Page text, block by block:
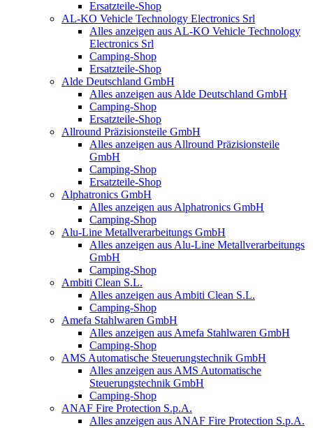
Ersatzteile-Shop
AL-KO Vehicle Technology Electronics Srl
Alles anzeigen aus AL-KO Vehicle Technology
Electronics Srl
Camping-Shop
Ersatzteile-Shop
Alde Deutschland GmbH
Alles anzeigen aus Alde Deutschland GmbH
Camping-Shop
Ersatzteile-Shop
Allround Präzisionsteile GmbH
Alles anzeigen aus Allround Präzisionsteile
GmbH
Camping-Shop
Ersatzteile-Shop
Alphatronics GmbH
Alles anzeigen aus Alphatronics GmbH
Camping-Shop
Alu-Line Metallverarbeitungs GmbH
Alles anzeigen aus Alu-Line Metallverarbeitungs
GmbH
Camping-Shop
Ambiti Clean S.L.
Alles anzeigen aus Ambiti Clean S.L.
Camping-Shop
Amefa Stahlwaren GmbH
Alles anzeigen aus Amefa Stahlwaren GmbH
Camping-Shop
AMS Automatische Steuerungstechnik GmbH
Alles anzeigen aus AMS Automatische
Steuerungstechnik GmbH
Camping-Shop
ANAF Fire Protection S.p.A.
Alles anzeigen aus ANAF Fire Protection S.p.A.